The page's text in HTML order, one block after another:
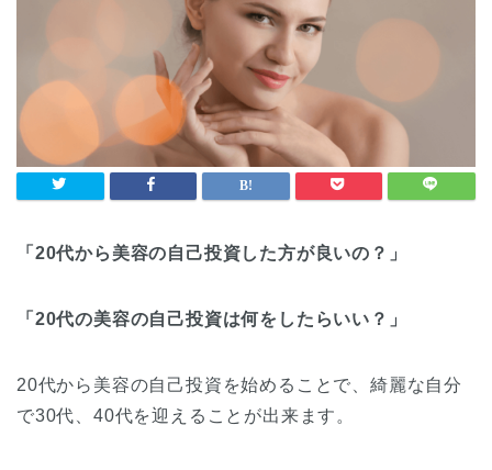
「20代から美容の自己投資した方が良いの？」
「20代の美容の自己投資は何をしたらいい？」
20代から美容の自己投資を始めることで、綺麗な自分
で30代、40代を迎えることが出来ます。